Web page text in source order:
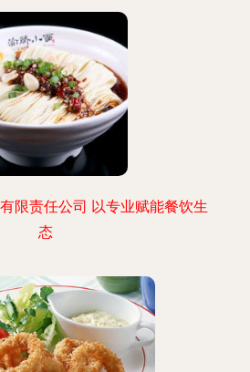
限责任公司 以专业赋能餐饮生
态